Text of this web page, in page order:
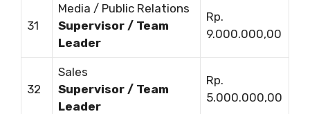
31
Media / Public Relations
Supervisor / Team
Leader
Rp.
9.000.000,00
32
Sales
Supervisor / Team
Leader
Rp.
5.000.000,00